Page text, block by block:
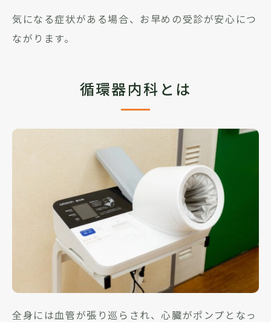
気になる症状がある場合、お早めの受診が安心につ
ながります。
循環器内科とは
全身には血管が張り巡らされ、心臓がポンプとなっ